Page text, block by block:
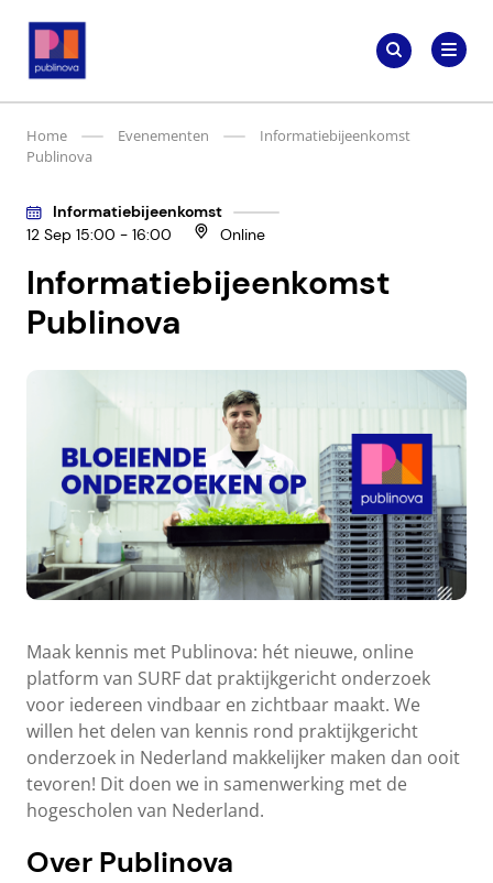
naar
Publinova.nl
Zoeken
naar:
Zoeken
Home Evenementen
Informatiebijeenkomst
Publinova
Informatiebijeenkomst
Publinova
Informatiebijeenkomst
12 Sep 15:00 - 16:00
Online
Maak kennis met Publinova: hét nieuwe, online
platform van SURF dat praktijkgericht onderzoek
voor iedereen vindbaar en zichtbaar maakt. We
willen het delen van kennis rond praktijkgericht
onderzoek in Nederland makkelijker maken dan ooit
tevoren! Dit doen we in samenwerking met de
hogescholen van Nederland.
Over Publinova